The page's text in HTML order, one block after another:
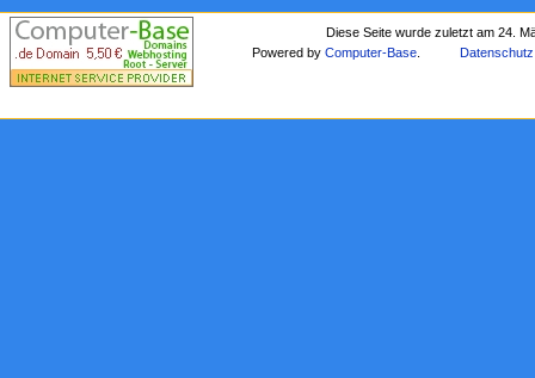
Diese Seite wurde zuletzt am 24.
Powered byComputer-Base Datenschutz